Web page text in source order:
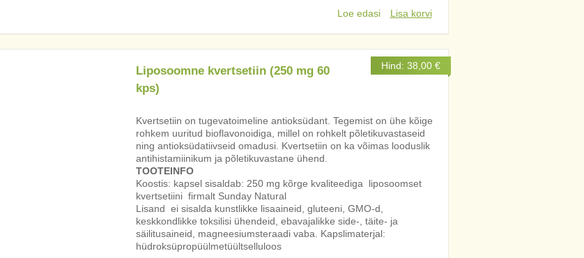
Loe edasi
Lisa korvi
Liposoomne kvertsetiin (250 mg 60
kps)
Hind: 38,00 €
Kvertsetiin on tugevatoimeline antioksüdant. Tegemist on ühe kõige
rohkem uuritud bioflavonoidiga, millel on rohkelt põletikuvastaseid
ning antioksüdatiivseid omadusi. Kvertsetiin on ka võimas looduslik
antihistamiinikum ja põletikuvastane ühend.
TOOTEINFO
Koostis: kapsel sisaldab: 250 mg kõrge kvaliteediga liposoomset
kvertsetiini firmalt Sunday Natural
Lisand ei sisalda kunstlikke lisaaineid, gluteeni, GMO-d,
keskkondlikke toksilisi ühendeid, ebavajalikke side-, täite- ja
säilitusaineid, magneesiumsteraadi vaba. Kapslimaterjal:
hüdroksüpropüülmetüültselluloos